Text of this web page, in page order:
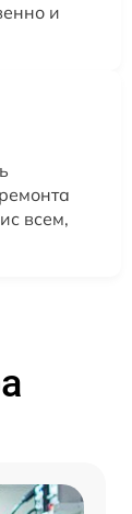
и
всем,